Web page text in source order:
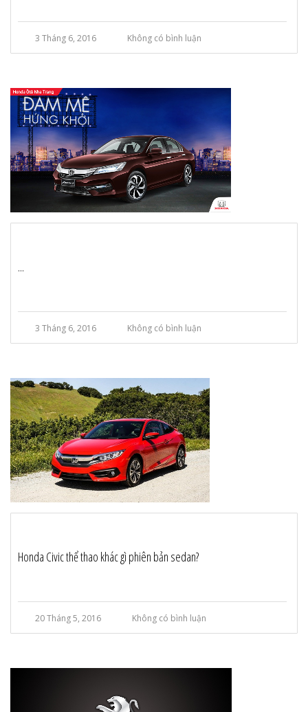
3 Tháng 6, 2016 Không có bình luận
...
3 Tháng 6, 2016 Không có bình luận
Honda Civic thể thao khác gì phiên bản sedan?
20 Tháng 5, 2016 Không có bình luận